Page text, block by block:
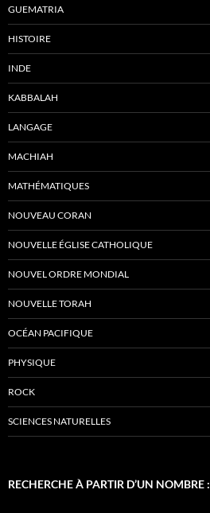
GUEMATRIA
HISTOIRE
INDE
KABBALAH
LANGAGE
MACHIAH
MATHÉMATIQUES
NOUVEAU CORAN
NOUVELLE ÉGLISE CATHOLIQUE
NOUVEL ORDRE MONDIAL
NOUVELLE TORAH
OCÉAN PACIFIQUE
PHYSIQUE
ROCK
SCIENCES NATURELLES
RECHERCHE À PARTIR D’UN NOMBRE :